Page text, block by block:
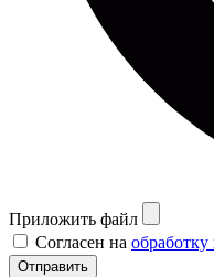
Приложить файл
Согласен на
Отправить